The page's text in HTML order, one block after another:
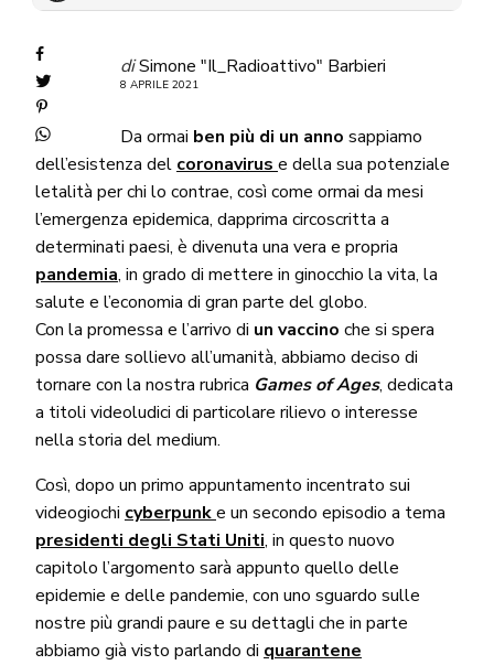
diSimone "Il_Radioattivo" Barbieri
8 APRILE 2021
Da ormai ben più di un anno sappiamo
dell’esistenza delcoronaviruse della sua potenziale
letalità per chi lo contrae, così come ormai da mesi
l’emergenza epidemica, dapprima circoscritta a
determinati paesi, è divenuta una vera e propria
pandemia, in grado di mettere in ginocchio la vita, la
salute e l’economia di gran parte del globo.
Con la promessa e l’arrivo di un vaccinoche si spera
possa dare sollievo all’umanità, abbiamo deciso di
tornare con la nostra rubrica Games of Ages, dedicata
a titoli videoludici di particolare rilievo o interesse
nella storia del medium.
Così, dopo un primo appuntamento incentrato sui
videogiochi cyberpunke un secondo episodio a tema
presidenti degli Stati Uniti, in questo nuovo
capitolo l’argomento sarà appunto quello delle
epidemie e delle pandemie, con uno sguardo sulle
nostre più grandi paure e su dettagli che in parte
abbiamo già visto parlando diquarantene